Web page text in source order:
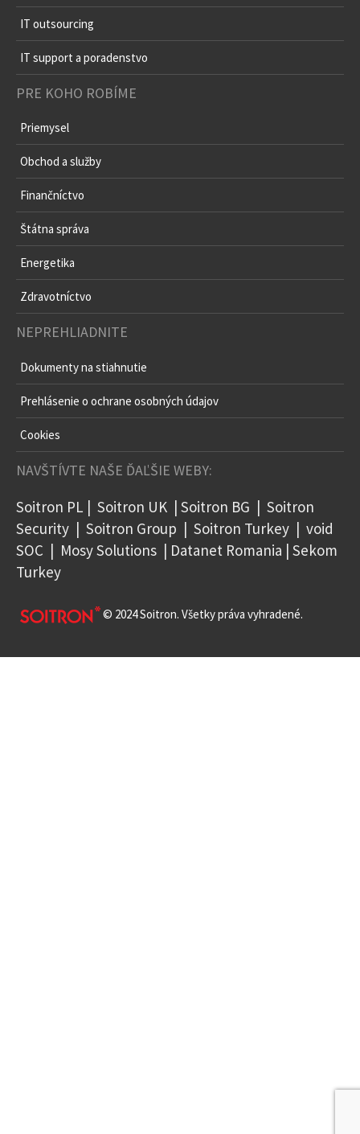
IT outsourcing
IT support a poradenstvo
PRE KOHO ROBÍME
Priemysel
Obchod a služby
Finančníctvo
Štátna správa
Energetika
Zdravotníctvo
NEPREHLIADNITE
Dokumenty na stiahnutie
Prehlásenie o ochrane osobných údajov
Cookies
NAVŠTÍVTE NAŠE ĎAĽŠIE WEBY:
Soitron PL | Soitron UK | Soitron BG | Soitron
Security | Soitron Group | Soitron Turkey | void
SOC | Mosy Solutions | Datanet Romania | Sekom
Turkey
© 2024 Soitron. Všetky práva vyhradené.